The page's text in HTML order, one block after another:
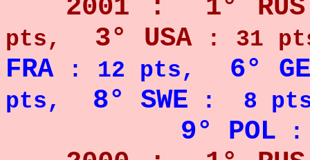
2001 : 1° RUS
pts,
3° USA: 31
FRA: 12 pts, 6°
pts, 8° SWE : 8
9° POL :